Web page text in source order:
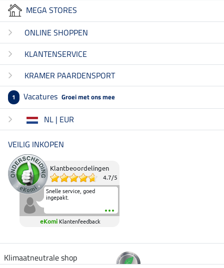
MEGA STORES
ONLINE SHOPPEN
KLANTENSERVICE
KRAMER PAARDENSPORT
1 Vacatures Groei met ons mee
NL | EUR
VEILIG INKOPEN
Klantbeoordelingen
4.7/5
Snelle service, goed
ingepakt.
eKomi Klantenfeedback
Klimaatneutrale shop